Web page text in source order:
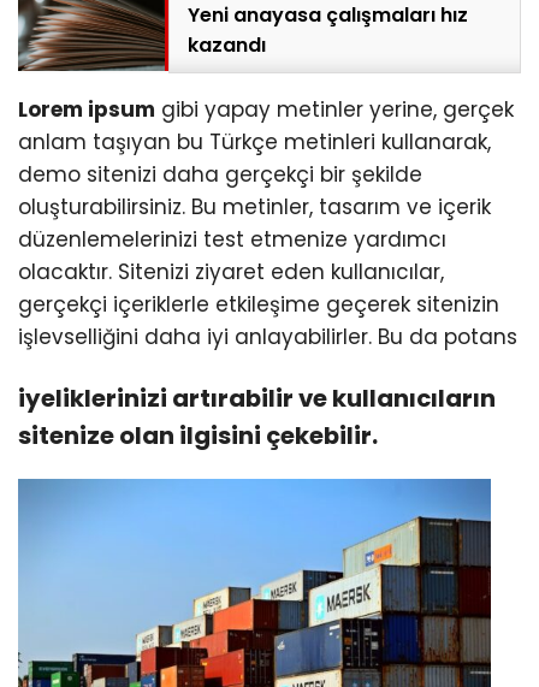
Yeni anayasa çalışmaları hız
kazandı
Lorem ipsum gibi yapay metinler yerine, gerçek
anlam taşıyan bu Türkçe metinleri kullanarak,
demo sitenizi daha gerçekçi bir şekilde
oluşturabilirsiniz. Bu metinler, tasarım ve içerik
düzenlemelerinizi test etmenize yardımcı
olacaktır. Sitenizi ziyaret eden kullanıcılar,
gerçekçi içeriklerle etkileşime geçerek sitenizin
işlevselliğini daha iyi anlayabilirler. Bu da potans
iyeliklerinizi artırabilir ve kullanıcıların
sitenize olan ilgisini çekebilir.